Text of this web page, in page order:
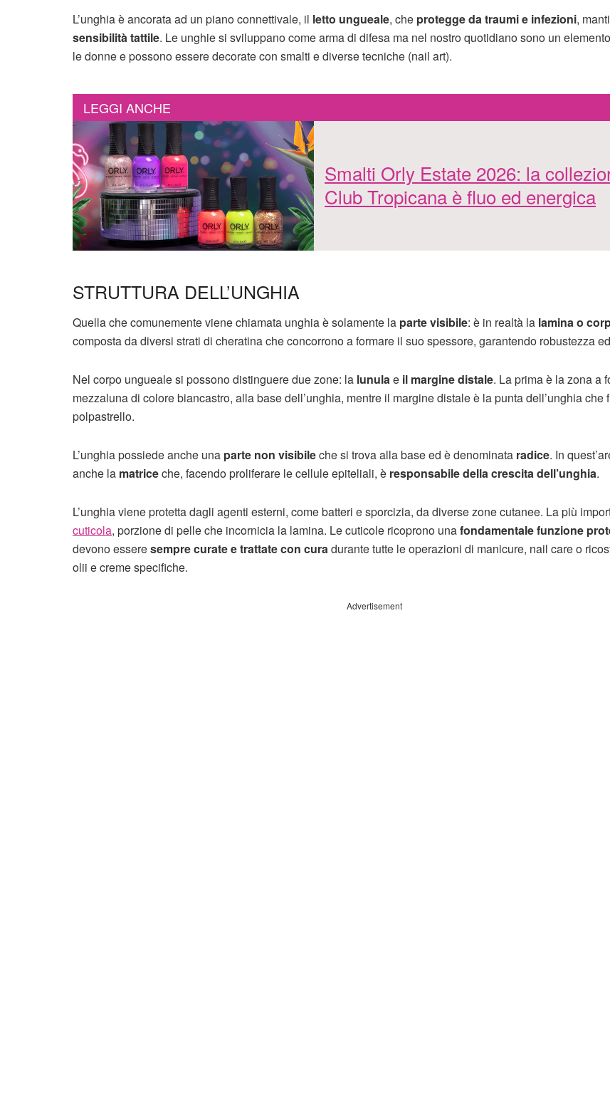
L’unghia è ancorata ad un piano connettivale, il letto ungueale, che protegge da traumi e infezioni,
sensibilità tattile. Le unghie si sviluppano come arma di difesa ma nel nostro quotidiano sono un
le donne e possono essere decorate con smalti e diverse tecniche (nail art).
LEGGI ANCHE
Smalti Orly Estate 2026: la
Club Tropicana è fluo ed energica
STRUTTURA DELL’UNGHIA
Quella che comunemente viene chiamata unghia è solamente la parte visibile: è in realtà la lamina o
composta da diversi strati di cheratina che concorrono a formare il suo spessore, garantendo robustezza
Nel corpo ungueale si possono distinguere due zone: la lunula e il margine distale. La prima è la zona a
mezzaluna di colore biancastro, alla base dell’unghia, mentre il margine distale è la punta dell’unghia che
polpastrello.
L’unghia possiede anche una parte non visibileche si trova alla base ed è denominata radice. In
anche la matriceche, facendo proliferare le cellule epiteliali, è responsabile della crescita dell’unghia.
L’unghia viene protetta dagli agenti esterni, come batteri e sporcizia, da diverse zone cutanee. La più
cuticola, porzione di pelle che incornicia la lamina. Le cuticole ricoprono unafondamentale funzione
devono esseresempre curate e trattate con cura durante tutte le operazioni di manicure, nail care o
olii e creme specifiche.
Advertisement